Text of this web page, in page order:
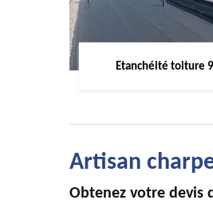
Etanchéité toiture
Artisan
Obtenez votre devis